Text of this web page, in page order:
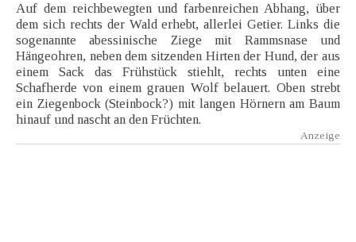
Auf dem reichbewegten und farbenreichen Abhang, über
dem sich rechts der Wald erhebt, allerlei Getier. Links die
sogenannte abessinische Ziege mit Rammsnase und
Hängeohren, neben dem sitzenden Hirten der Hund, der aus
einem Sack das Frühstück stiehlt, rechts unten eine
Schafherde von einem grauen Wolf belauert. Oben strebt
ein Ziegenbock (Steinbock?) mit langen Hörnern am Baum
hinauf und nascht an den Früchten.